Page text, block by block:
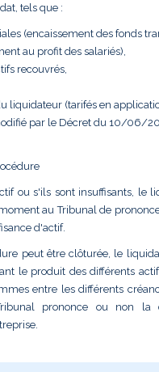
tels que :
(encaissement des fonds
au profit des salariés),
recouvrés,
liquidateur (tarifés en
par le Décret du 10/06/
ou s'ils sont insuffisants, le
au Tribunal de
d'actif.
peut être clôturée, le
le produit des différents
entre les différents
prononce ou non la